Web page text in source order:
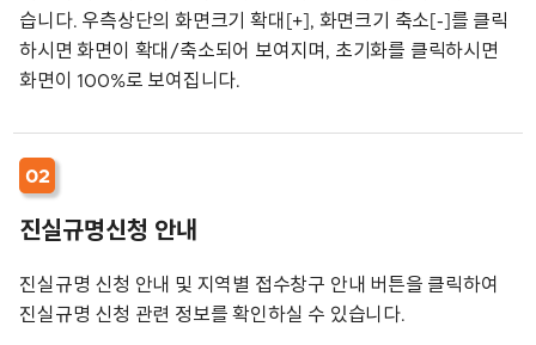
습니다. 우측상단의 화면크기 확대[+], 화면크기 축소[-]를 클릭
하시면 화면이 확대/축소되어 보여지며, 초기화를 클릭하시면
화면이 100%로 보여집니다.
02
진실규명신청 안내
진실규명 신청 안내 및 지역별 접수창구 안내 버튼을 클릭하여
진실규명 신청 관련 정보를 확인하실 수 있습니다.